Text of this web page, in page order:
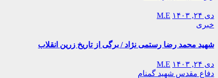
دی ۲۴, ۱۴۰۳
M.E
خبری
شهید محمد رضا رستمی نژاد / برگی از تاریخ زرین انقلاب
دی ۲۴, ۱۴۰۳
M.E
دفاع مقدس شهید گمنام